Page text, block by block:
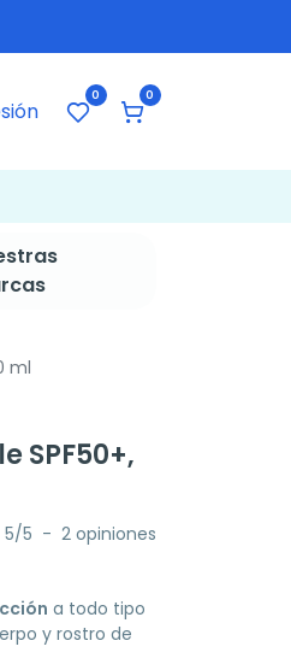
0 0
ml
SPF50+,
5/5 - 2 opiniones
a todo tipo
y rostro de